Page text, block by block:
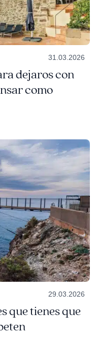
31.03.2026
dejaros con
como
29.03.2026
que tienes que